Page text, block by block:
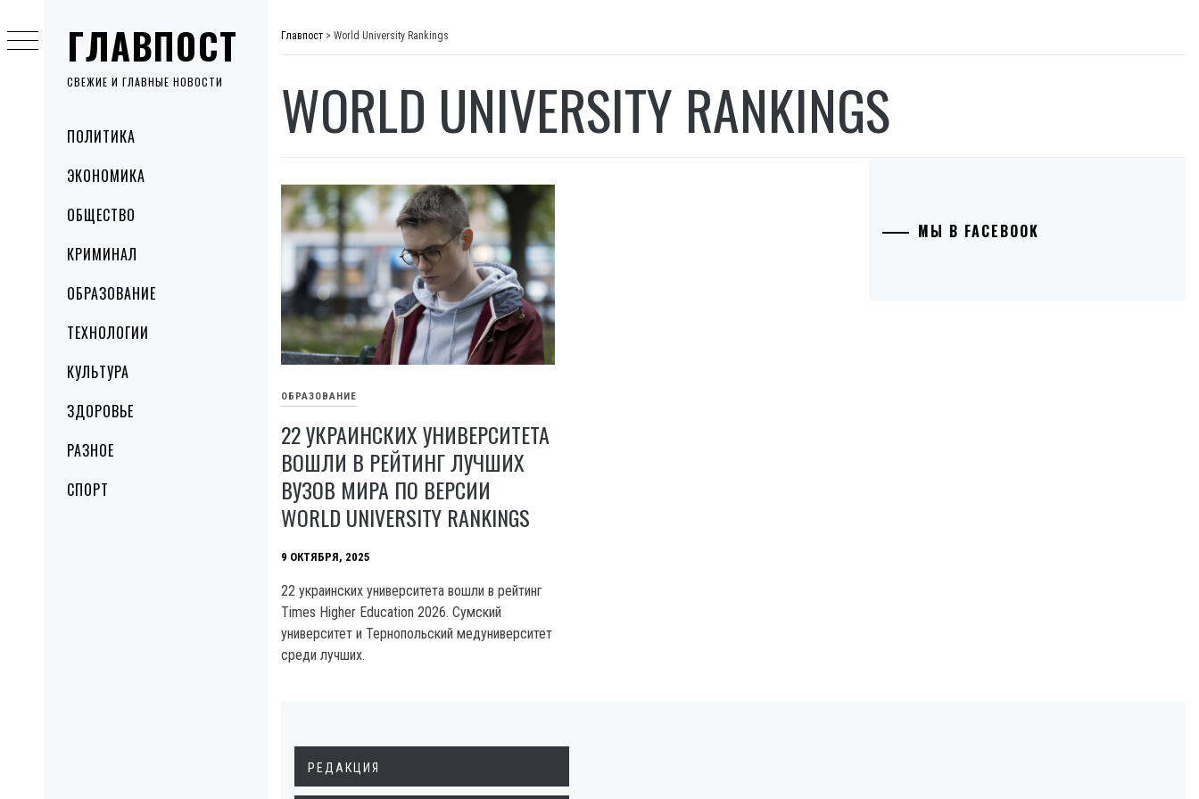
ГЛАВПОСТ
СВЕЖИЕ И ГЛАВНЫЕ НОВОСТИ
MenuПОЛИТИКА
ЭКОНОМИКА
ОБЩЕСТВО
КРИМИНАЛ
ОБРАЗОВАНИЕ
ТЕХНОЛОГИИ
КУЛЬТУРА
ЗДОРОВЬЕ
РАЗНОЕ
СПОРТ
to
content
Главпост > World University Rankings
WORLD UNIVERSITY RANKINGS
ОБРАЗОВАНИЕ
22 УКРАИНСКИХ УНИВЕРСИТЕТА
ВОШЛИ В РЕЙТИНГ ЛУЧШИХ
ВУЗОВ МИРА ПО ВЕРСИИ
WORLD UNIVERSITY RANKINGS
9 ОКТЯБРЯ, 2025
22 украинских университета вошли в рейтинг
Times Higher Education 2026. Сумский
университет и Тернопольский медуниверситет
среди лучших.
МЫ В FACEBOOK
РЕДАКЦИЯ